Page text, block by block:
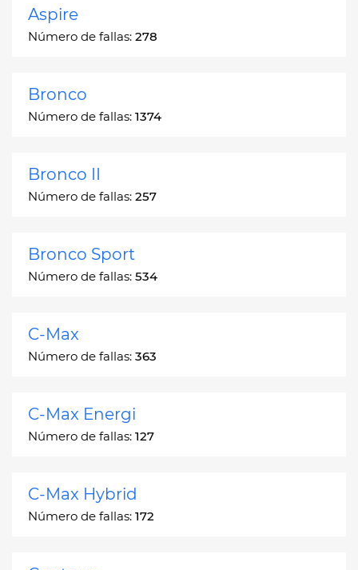
Aspire
Número de fallas: 278
Bronco
Número de fallas: 1374
Bronco II
Número de fallas: 257
Bronco Sport
Número de fallas: 534
C-Max
Número de fallas: 363
C-Max Energi
Número de fallas: 127
C-Max Hybrid
Número de fallas: 172